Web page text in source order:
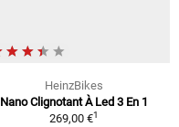
HeinzBikes
Nano Clignotant À Led 3 En 1
269,00 €1